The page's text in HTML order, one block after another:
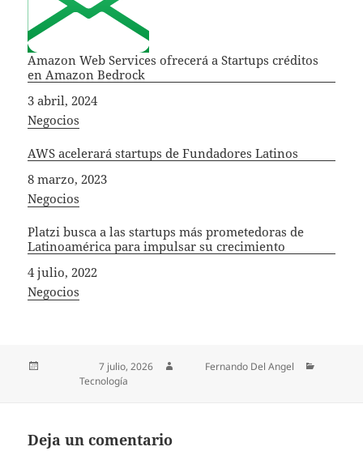
Amazon Web Services ofrecerá a Startups créditos
en Amazon Bedrock
Fecha
3 abril, 2024
In relation to
Negocios
AWS acelerará startups de Fundadores Latinos
Fecha
8 marzo, 2023
In relation to
Negocios
Platzi busca a las startups más prometedoras de
Latinoamérica para impulsar su crecimiento
Fecha
4 julio, 2022
In relation to
Negocios
Publicado el7 julio, 2026
Fernando Del Angel
CategoríasTecnología
Deja un comentario